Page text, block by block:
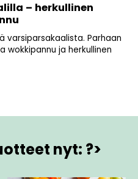
– herkullinen
varsiparsakaalista. Parhaan
wokkipannu ja herkullinen
nyt: ?>